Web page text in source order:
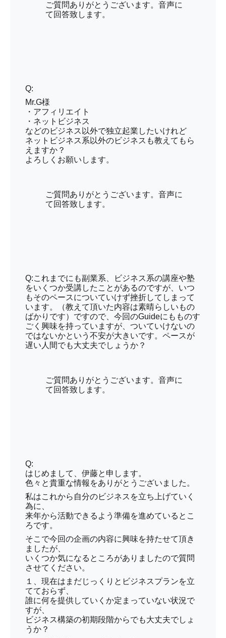
ご質問ありがとうございます。音声に
て回答致します。
Q:
Mr.G様
・アフィリエイト
・ネットビジネス
などのビジネス以外で独立起業したいけれど
ネットビジネス系以外のビジネスも教えてもら
えますか？
よろしくお願いします。
ご質問ありがとうございます。音声に
て回答致します。
Q:これまでにも副業系、ビジネス系の講座や塾
をいくつか受講したことがあるのですが、いつ
もそのペースについていけず挫折してしまって
います。（教えて頂いた内容は素晴らしいもの
ばかりです）ですので、今回のGuideにもものす
ごく興味を持っていますが、ついていけないの
ではないかという不安が大きいです。ペースが
遅い人間でも大丈夫でしょうか？
ご質問ありがとうございます。音声に
て回答致します。
Q:
はじめまして、伊藤と申します。
色々と貴重な情報をありがとうございました。
私はこれから自分のビジネスを立ち上げていく
為に、
来年から活動できるよう準備を進めているとこ
ろです。
そこで今回の企画の内容に興味を持たせて頂き
ましたが、
いくつか気になるところがありましたので質問
させてください。
１、現在はまだじっくりとビジネスプランを立
てておらず、
誰に何を提供していくか定まっていない状況で
すが、
ビジネス構築の初期段階からでも大丈夫でしょ
うか？